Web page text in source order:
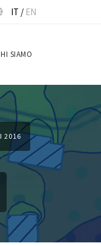
IT / EN
SIAMO
2016